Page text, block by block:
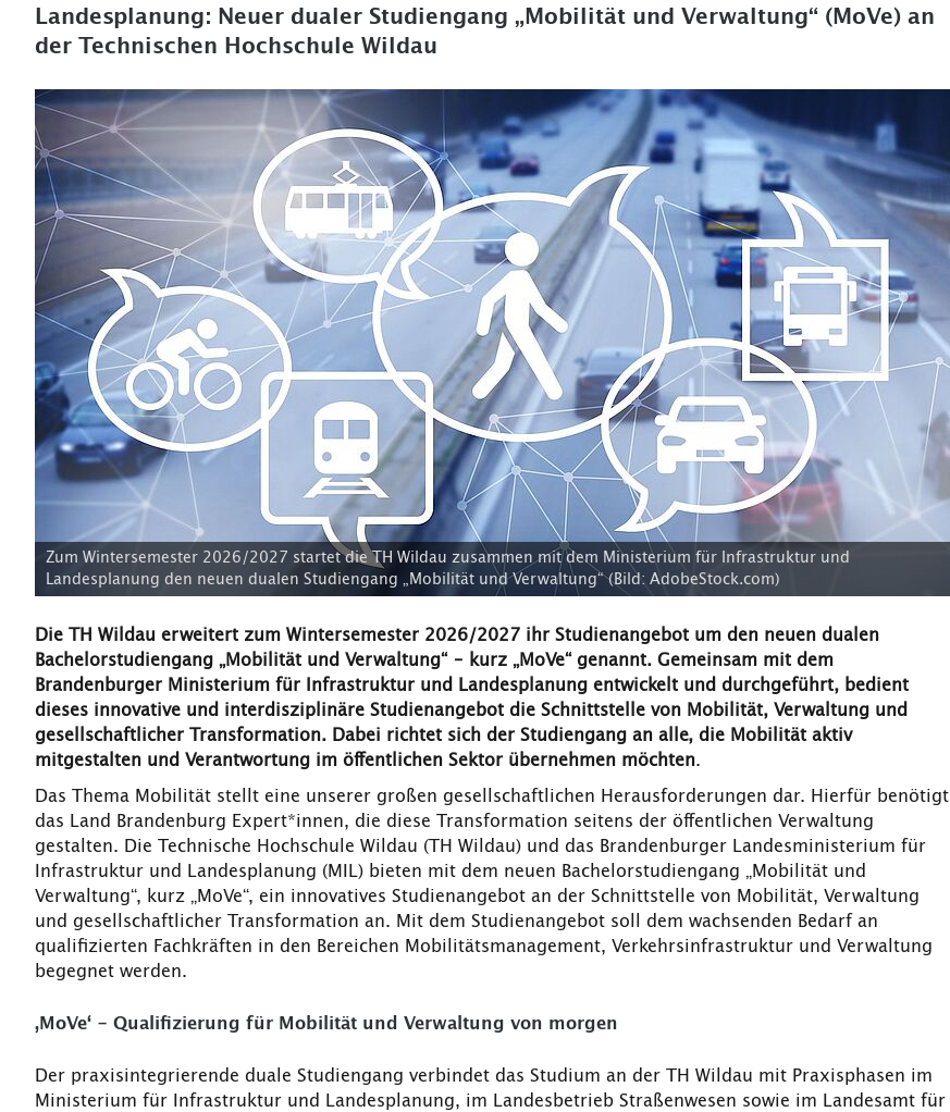
Landesplanung: Neuer dualer Studiengang „Mobilität und Verwaltung“ (MoVe) an
der Technischen Hochschule Wildau
Zum Wintersemester 2026/2027 startet die TH Wildau zusammen mit dem Ministerium für Infrastruktur und
Landesplanung den neuen dualen Studiengang „Mobilität und Verwaltung“ (Bild: AdobeStock.com)
Die TH Wildau erweitert zum Wintersemester 2026/2027 ihr Studienangebot um den neuen dualen
Bachelorstudiengang „Mobilität und Verwaltung“ – kurz „MoVe“ genannt. Gemeinsam mit dem
Brandenburger Ministerium für Infrastruktur und Landesplanung entwickelt und durchgeführt, bedient
dieses innovative und interdisziplinäre Studienangebot die Schnittstelle von Mobilität, Verwaltung und
gesellschaftlicher Transformation. Dabei richtet sich der Studiengang an alle, die Mobilität aktiv
mitgestalten und Verantwortung im öffentlichen Sektor übernehmen möchten.
Das Thema Mobilität stellt eine unserer großen gesellschaftlichen Herausforderungen dar. Hierfür benötigt
das Land Brandenburg Expert*innen, die diese Transformation seitens der öffentlichen Verwaltung
gestalten. Die Technische Hochschule Wildau (TH Wildau) und das Brandenburger Landesministerium für
Infrastruktur und Landesplanung (MIL) bieten mit dem neuen Bachelorstudiengang „Mobilität und
Verwaltung“, kurz „MoVe“, ein innovatives Studienangebot an der Schnittstelle von Mobilität, Verwaltung
und gesellschaftlicher Transformation an. Mit dem Studienangebot soll dem wachsenden Bedarf an
qualifizierten Fachkräften in den Bereichen Mobilitätsmanagement, Verkehrsinfrastruktur und Verwaltung
begegnet werden.
‚MoVe‘ - Qualifizierung für Mobilität und Verwaltung von morgen
Der praxisintegrierende duale Studiengang verbindet das Studium an der TH Wildau mit Praxisphasen im
Ministerium für Infrastruktur und Landesplanung, im Landesbetrieb Straßenwesen sowie im Landesamt für